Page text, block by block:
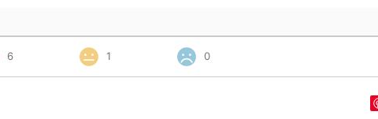
6 1 0